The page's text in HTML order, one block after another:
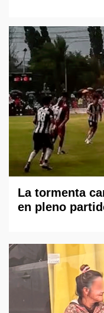
La tormenta
en pleno